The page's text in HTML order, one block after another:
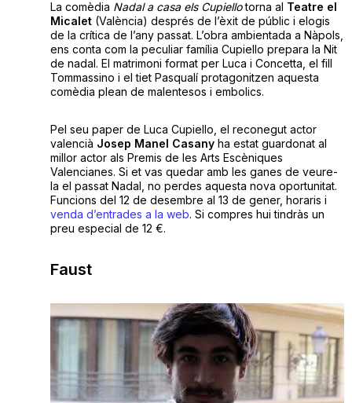
La comèdia Nadal a casa els Cupiellotorna al Teatre el
Micalet(València) després de l’èxit de públic i elogis
de la crítica de l’any passat. L’obra ambientada a Nàpols,
ens conta com la peculiar família Cupiello prepara la Nit
de nadal. El matrimoni format per Luca i Concetta, el fill
Tommassino i el tiet Pasqualí protagonitzen aquesta
comèdia plean de malentesos i embolics.
Pel seu paper de Luca Cupiello, el reconegut actor
valencià Josep Manel Casanyha estat guardonat al
millor actor als Premis de les Arts Escèniques
Valencianes. Si et vas quedar amb les ganes de veure-
la el passat Nadal, no perdes aquesta nova oportunitat.
Funcions del 12 de desembre al 13 de gener, horaris i
venda d’entrades a la web. Si compres hui tindràs un
preu especial de 12 €.
Faust